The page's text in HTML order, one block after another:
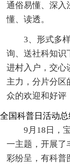
通俗易懂、深入
懂、读透。
3、形式多
询、送社科知识
进村入户，交心
主力，分片分区
众的欢迎和好评
全国科普日活动总
9月18日，
一主题，开展了
彩纷呈，有科普